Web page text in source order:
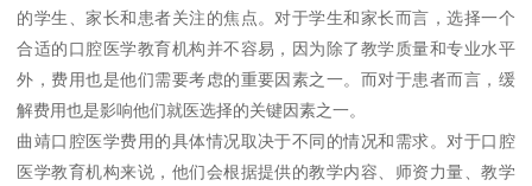
的学生、家长和患者关注的焦点。对于学生和家长而言，选择一个
合适的口腔医学教育机构并不容易，因为除了教学质量和专业水平
外，费用也是他们需要考虑的重要因素之一。而对于患者而言，缓
解费用也是影响他们就医选择的关键因素之一。
曲靖口腔医学费用的具体情况取决于不同的情况和需求。对于口腔
医学教育机构来说，他们会根据提供的教学内容、师资力量、教学